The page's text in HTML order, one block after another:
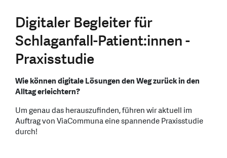
Digitaler Begleiter für
Schlaganfall-Patient:innen -
Praxisstudie
Wie können digitale Lösungen den Weg zurück in den
Alltag erleichtern?
Um genau das herauszufinden, führen wir aktuell im
Auftrag von ViaCommuna eine spannende Praxisstudie
durch!